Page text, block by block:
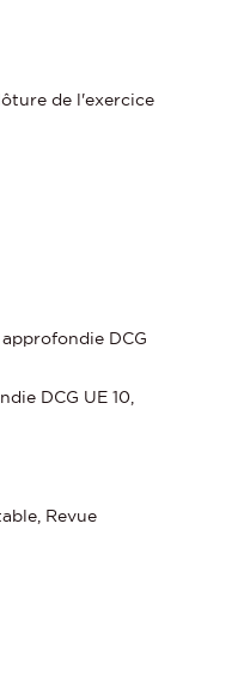
de l'exercice
DCG
DCG UE 10,
Revue